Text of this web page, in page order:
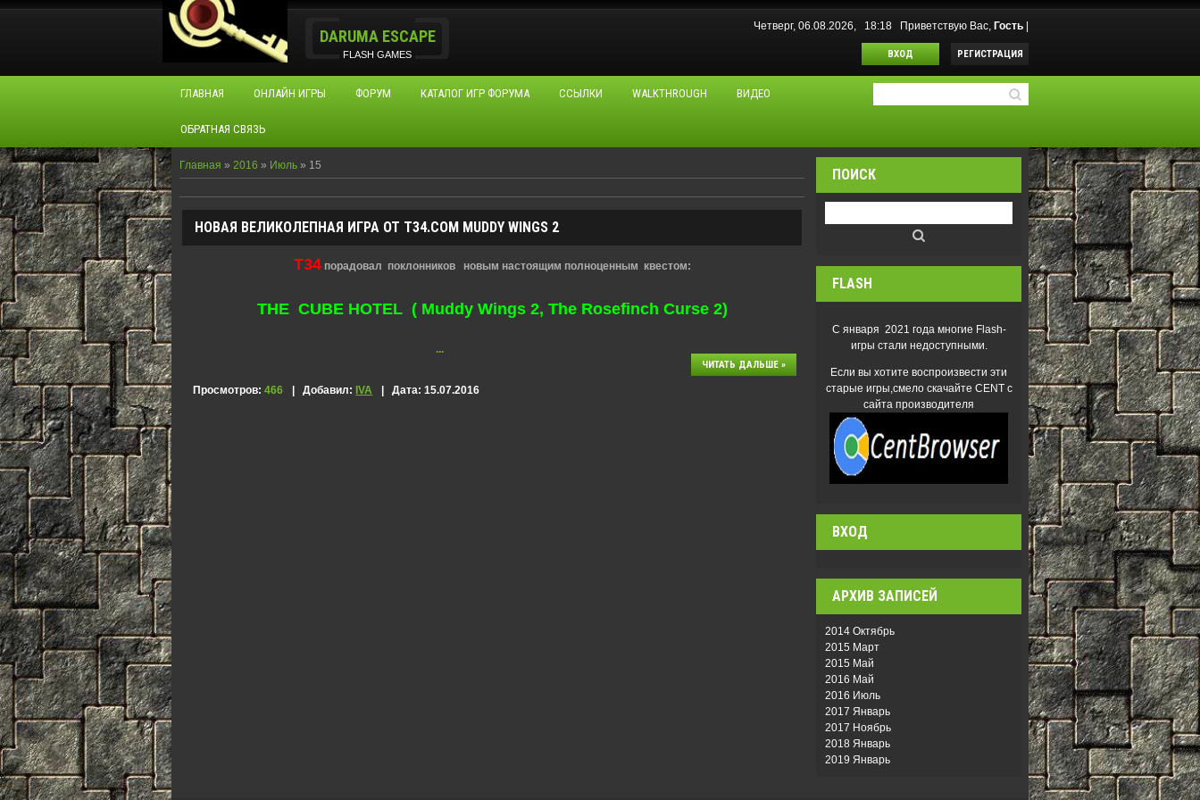
DARUMA ESCAPE
FLASH GAMES
Четверг, 06.08.2026, 18:18 Приветствую Вас, Гость
ВХОД РЕГИСТРАЦИЯ
ГЛАВНАЯ ОНЛАЙН ИГРЫ ФОРУМ КАТАЛОГ ИГР ФОРУМА ССЫЛКИ WALKTHROUGH ВИДЕО
ОБРАТНАЯ СВЯЗЬ
Главная » 2016 » Июль » 15
НОВАЯ ВЕЛИКОЛЕПНАЯ ИГРА ОТ T34.COM MUDDY WINGS 2
T34порадовал поклонников новым настоящим полноценным квестом:
THE CUBE HOTEL ( Muddy Wings 2, The Rosefinch Curse 2)
...
ЧИТАТЬ ДАЛЬШЕ »
Просмотров: 466 | Добавил: IVA | Дата: 15.07.2016
ПОИСК
FLASH
С января 2021 года многие Flash-
игры стали недоступными.
Если вы хотите воспроизвести эти
старые игры,смело скачайте CENT с
сайта производителя
ВХОД
АРХИВ ЗАПИСЕЙ
2014 Октябрь
2015 Март
2015 Май
2016 Май
2016 Июль
2017 Январь
2017 Ноябрь
2018 Январь
2019 Январь